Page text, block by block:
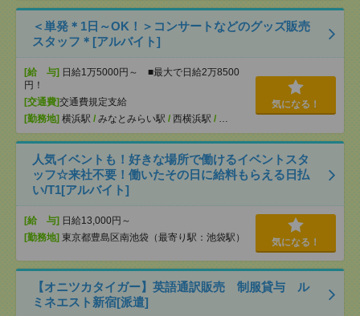
＜単発＊1日～OK！＞コンサートなどのグッズ販売
スタッフ＊[アルバイト]
[給 与] 日給1万5000円～ ■最大で日給2万8500
円！
[交通費]交通費規定支給
[勤務地] 横浜駅 / みなとみらい駅 / 西横浜駅 / …
気になる！
人気イベントも！好きな場所で働けるイベントスタ
ッフ☆来社不要！働いたその日に給料もらえる日払
い/T1[アルバイト]
[給 与] 日給13,000円～
[勤務地] 東京都豊島区南池袋（最寄り駅：池袋駅） 気になる！
【オニツカタイガー】英語通訳販売 制服貸与 ル
ミネエスト新宿[派遣]